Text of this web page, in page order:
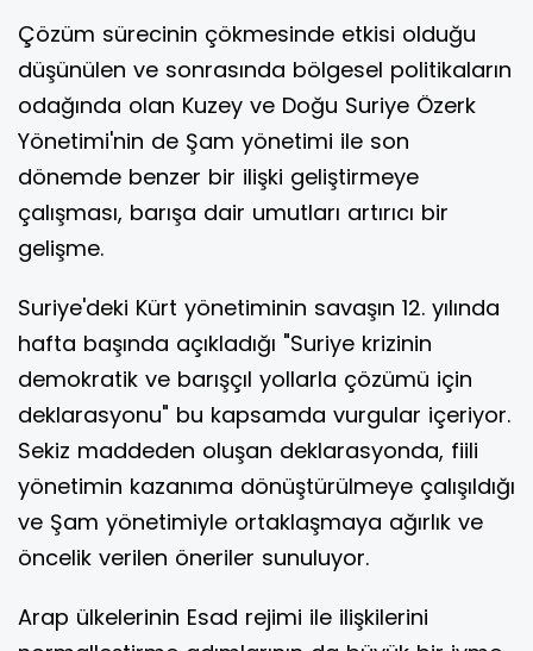
Çözüm sürecinin çökmesinde etkisi olduğu
düşünülen ve sonrasında bölgesel politikaların
odağında olan Kuzey ve Doğu Suriye Özerk
Yönetimi'nin de Şam yönetimi ile son
dönemde benzer bir ilişki geliştirmeye
çalışması, barışa dair umutları artırıcı bir
gelişme.
Suriye'deki Kürt yönetiminin savaşın 12. yılında
hafta başında açıkladığı "Suriye krizinin
demokratik ve barışçıl yollarla çözümü için
deklarasyonu" bu kapsamda vurgular içeriyor.
Sekiz maddeden oluşan deklarasyonda, fiili
yönetimin kazanıma dönüştürülmeye çalışıldığı
ve Şam yönetimiyle ortaklaşmaya ağırlık ve
öncelik verilen öneriler sunuluyor.
Arap ülkelerinin Esad rejimi ile ilişkilerini